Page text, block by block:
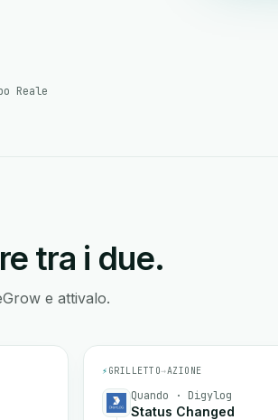
Reale
tra i due.
e attivalo.
⚡ GRILLETTO→AZIONE
Quando · Digylog
Status Changed